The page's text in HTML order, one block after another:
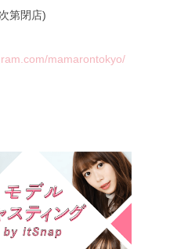
第閉店)
mamarontokyo/